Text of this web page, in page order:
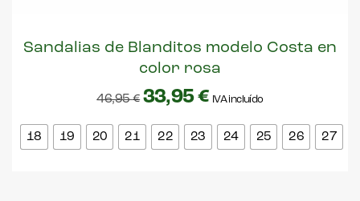
Sandalias de Blanditos modelo Costa en
color rosa
46,95€ 33,95€ IVA incluído
18 19 20 21 22 23 24 25 26 27